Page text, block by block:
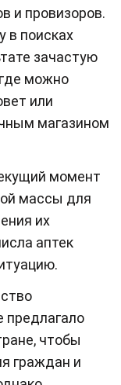
и провизоров.
в поисках
зачастую
можно
или
магазином
момент
массы для
их
аптек
предлагало
чтобы
граждан и